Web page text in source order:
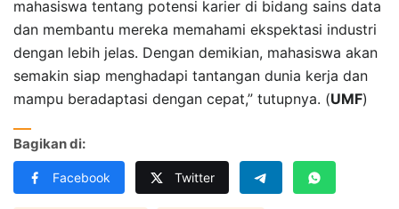
mahasiswa tentang potensi karier di bidang sains data
dan membantu mereka memahami ekspektasi industri
dengan lebih jelas. Dengan demikian, mahasiswa akan
semakin siap menghadapi tantangan dunia kerja dan
mampu beradaptasi dengan cepat,” tutupnya. (UMF)
Bagikan di:
Facebook Twitter